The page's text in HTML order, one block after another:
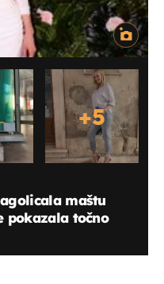
+5
maštu
pokazala točno